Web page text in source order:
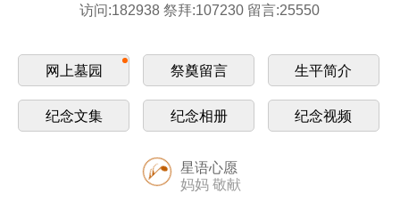
访问:182938 祭拜:107230 留言:25550
网上墓园 祭奠留言 生平简介
纪念文集 纪念相册 纪念视频
星语心愿
妈妈 敬献